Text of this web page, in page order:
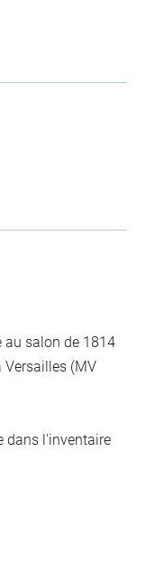
au salon de 1814
Versailles (MV
dans l'inventaire